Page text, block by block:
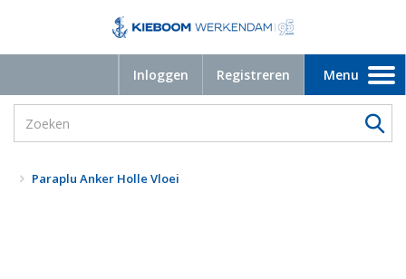
Inloggen Registreren
Toggle
navigation
Menu
Paraplu Anker Holle Vloei